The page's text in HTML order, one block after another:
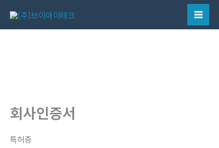
츠
Main
회사인증서
특허증